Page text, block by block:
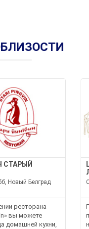
СТАРЫЙ
Новый Белград
ресторана
вы можете
домашней кухни,